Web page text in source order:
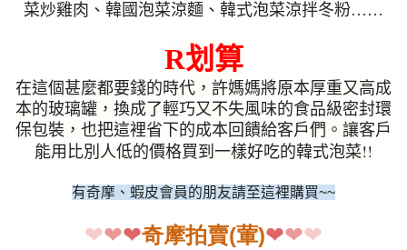
菜炒雞肉、韓國泡菜涼麵、韓式泡菜涼拌冬粉……
R划算
在這個甚麼都要錢的時代，許媽媽將原本厚重又高成
本的玻璃罐，換成了輕巧又不失風味的食品級密封環
保包裝，也把這裡省下的成本回饋給客戶們。讓客戶
能用比別人低的價格買到一樣好吃的韓式泡菜!!
有奇摩、蝦皮會員的朋友請至這裡購買~~
❤❤❤奇摩拍賣(葷)❤❤❤